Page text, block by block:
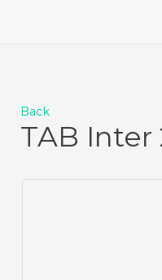
Back
TAB Inter